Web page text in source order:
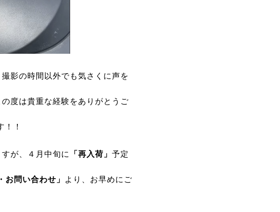
影の時間以外でも気さくに声を
度は貴重な経験をありがとうご
！
が、４月中旬に 「再入荷」 予定
お問い合わせ」 より、お早めにご